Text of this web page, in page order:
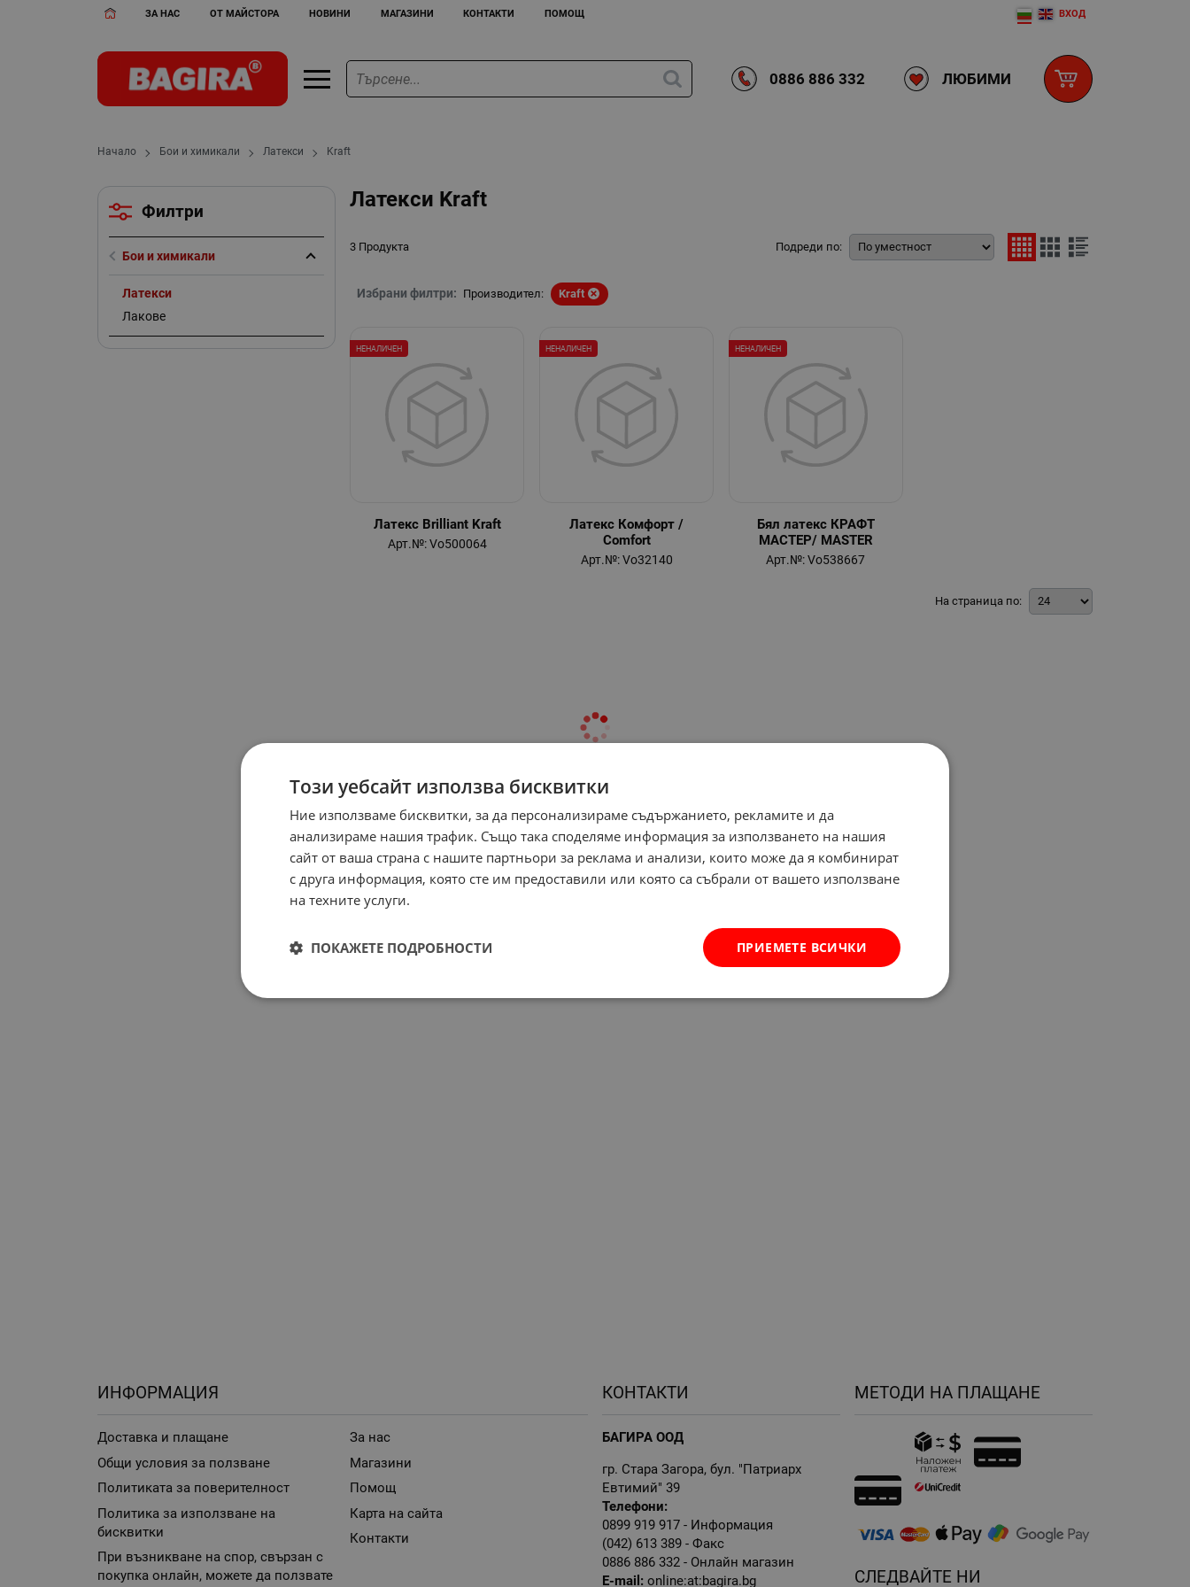
ЗА НАС ОТ МАЙСТОРА НОВИНИ МАГАЗИНИ КОНТАКТИ ПОМОЩ ВХОД
0886 886 332 ЛЮБИМИ
Начало Бои и химикали Латекси Kraft
Латекси Kraft
3 Продукта Подреди по:
Избрани филтри: Производител: Kraft
Латекс Brilliant Kraft
Арт.№: Vo500064
НЕНАЛИЧЕН
Латекс Комфорт /
Comfort
Арт.№: Vo32140
НЕНАЛИЧЕН
Бял латекс КРАФТ
МАСТЕР/ MASTER
Арт.№: Vo538667
НЕНАЛИЧЕН
На страница по:
Филтри
Бои и химикали
Латекси
Лакове
ИНФОРМАЦИЯ
Доставка и плащане
Общи условия за ползване
Политиката за поверителност
Политика за използване на
бисквитки
При възникване на спор, свързан с
покупка онлайн, можете да ползвате
За нас
Магазини
Помощ
Карта на сайта
Контакти
КОНТАКТИ
БАГИРА ООД
гр. Стара Загора, бул. "Патриарх
Евтимий" 39
Телефони:
0899 919 917 - Информация
(042) 613 389 - Факс
0886 886 332 - Онлайн магазин
E-mail: online:at:bagira.bg
МЕТОДИ НА ПЛАЩАНЕ
СЛЕДВАЙТЕ НИ
Този уебсайт използва бисквитки
Ние използваме бисквитки, за да персонализираме съдържанието, рекламите и да
анализираме нашия трафик. Също така споделяме информация за използването на нашия
сайт от ваша страна с нашите партньори за реклама и анализи, които може да я комбинират
с друга информация, която сте им предоставили или която са събрали от вашето използване
на техните услуги.
ПРИЕМЕТЕ ВСИЧКИ
ПОКАЖЕТЕ ПОДРОБНОСТИ